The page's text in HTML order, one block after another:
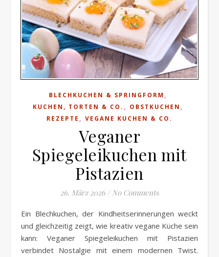
BLECHKUCHEN & SPRINGFORM ,
KUCHEN, TORTEN & CO. , OBSTKUCHEN ,
REZEPTE , VEGANE KUCHEN & CO.
Veganer
Spiegeleikuchen mit
Pistazien
26. März 2026 / No Comments
Ein Blechkuchen, der Kindheitserinnerungen weckt
und gleichzeitig zeigt, wie kreativ vegane Küche sein
kann: Veganer Spiegeleikuchen mit Pistazien
verbindet Nostalgie mit einem modernen Twist.